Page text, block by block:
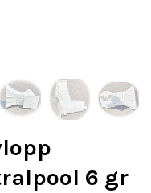
6 gr